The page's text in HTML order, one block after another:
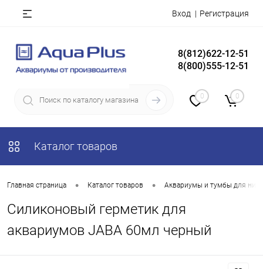
Вход Регистрация
8(812)622-12-51
8(800)555-12-51
0 0
Каталог товаров
Главная страница • Каталог товаров • Аквариумы и тумбы для них
Силиконовый герметик для
аквариумов JABA 60мл черный